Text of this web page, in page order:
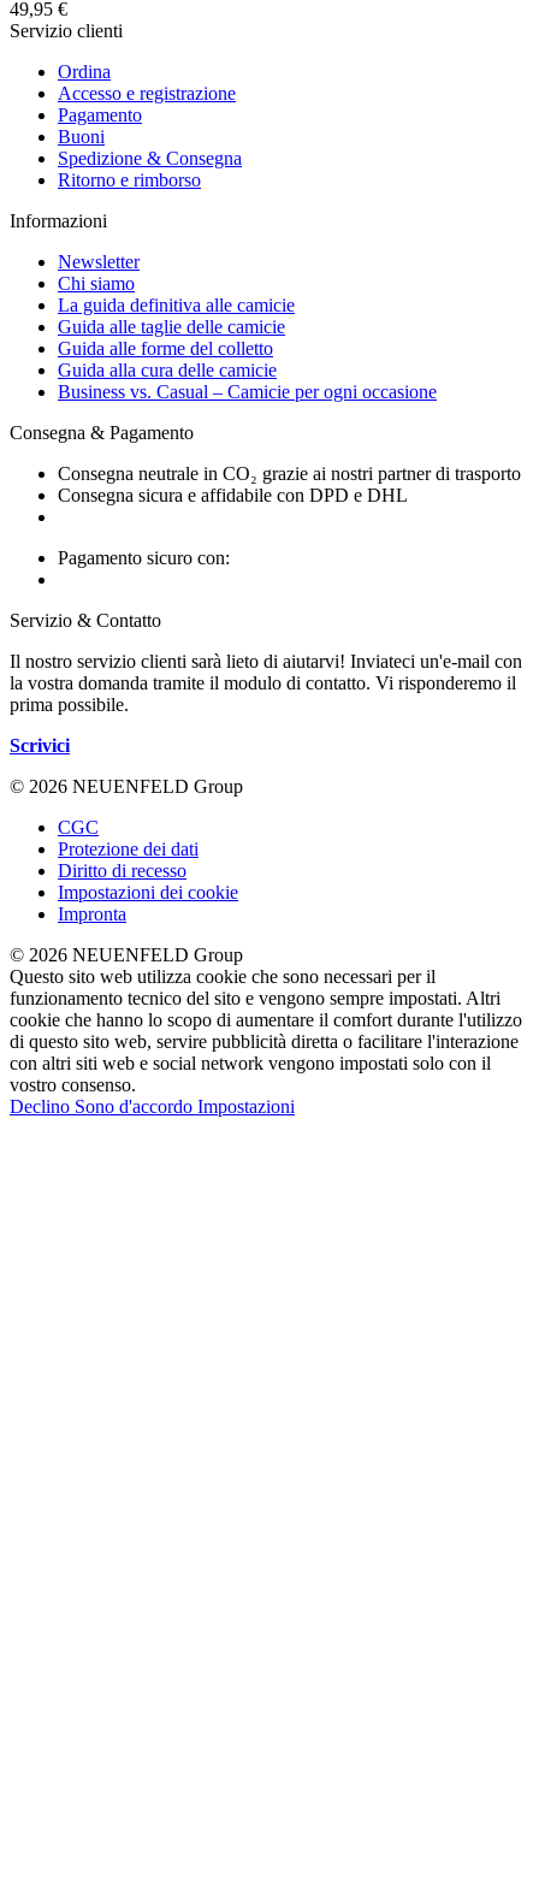
49,95 €
Servizio clienti
Ordina
Accesso e registrazione
Pagamento
Buoni
Spedizione & Consegna
Ritorno e rimborso
Informazioni
Newsletter
Chi siamo
La guida definitiva alle camicie
Guida alle taglie delle camicie
Guida alle forme del colletto
Guida alla cura delle camicie
Business vs. Casual – Camicie per ogni occasione
Consegna & Pagamento
Consegna neutrale in CO₂ grazie ai nostri partner di trasporto
Consegna sicura e affidabile con DPD e DHL
Pagamento sicuro con:
Servizio & Contatto
Il nostro servizio clienti sarà lieto di aiutarvi! Inviateci un'e-mail con
la vostra domanda tramite il modulo di contatto. Vi risponderemo il
prima possibile.
Scrivici
© 2026 NEUENFELD Group
CGC
Protezione dei dati
Diritto di recesso
Impostazioni dei cookie
Impronta
© 2026 NEUENFELD Group
Questo sito web utilizza cookie che sono necessari per il
funzionamento tecnico del sito e vengono sempre impostati. Altri
cookie che hanno lo scopo di aumentare il comfort durante l'utilizzo
di questo sito web, servire pubblicità diretta o facilitare l'interazione
con altri siti web e social network vengono impostati solo con il
vostro consenso.
Declino Sono d'accordo Impostazioni